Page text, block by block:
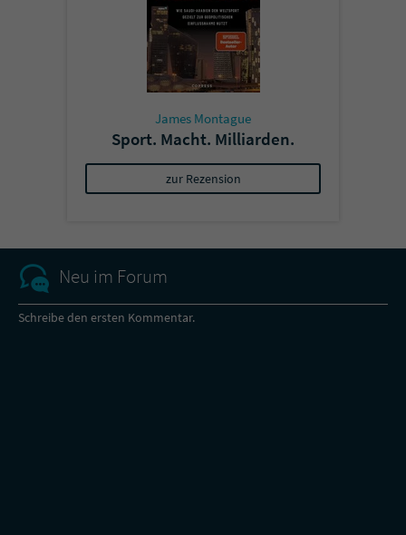
James Montague
Sport. Macht. Milliarden.
zur Rezension
Neu im Forum
Schreibe den ersten Kommentar.